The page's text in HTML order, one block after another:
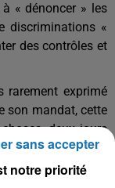
« dénoncer » les
discriminations «
des contrôles et
rarement exprimé
son mandat, cette
deux jours
au rang de
notre priorité
sans accepter